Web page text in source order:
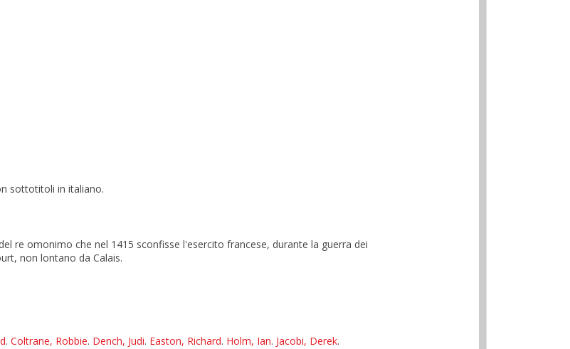
sottotitoli in italiano.
re omonimo che nel 1415 sconfisse l'esercito francese, durante la guerra dei
non lontano da Calais.
. Coltrane, Robbie. Dench, Judi. Easton, Richard. Holm, Ian. Jacobi, Derek.